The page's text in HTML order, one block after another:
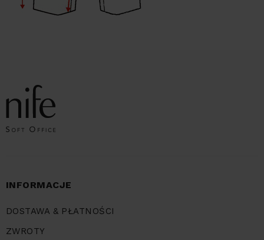
INFORMACJE
DOSTAWA & PŁATNOŚCI
ZWROTY